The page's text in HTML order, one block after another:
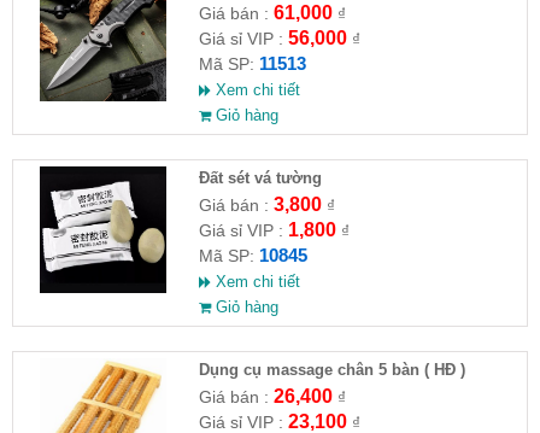
Giá bán : 61,000₫
Giá sỉ VIP : 56,000₫
Mã SP: 11513
Xem chi tiết
Giỏ hàng
Đất sét vá tường
Giá bán : 3,800₫
Giá sỉ VIP : 1,800₫
Mã SP: 10845
Xem chi tiết
Giỏ hàng
Dụng cụ massage chân 5 bàn ( HĐ )
Giá bán : 26,400₫
Giá sỉ VIP : 23,100₫